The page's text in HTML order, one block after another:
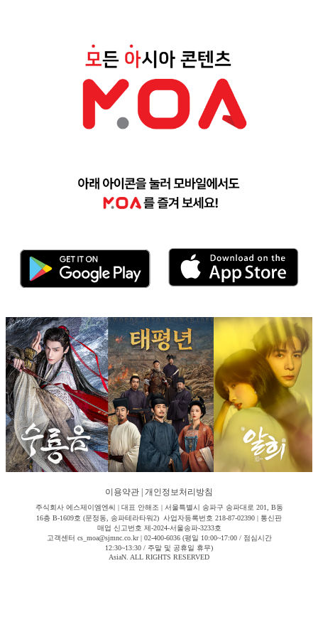
이용약관 개인정보처리방침
주식회사 에스제이엠엔씨 | 대표 안해조 | 서울특별시 송파구 송파대로 201, B동
16층 B-1609호 (문정동, 송파테라타워2) 사업자등록번호 218-87-02390 | 통신판
매업 신고번호 제-2024-서울송파-3233호
고객센터 cs_moa@sjmnc.co.kr | 02-400-6036 (평일 10:00~17:00 / 점심시간
12:30~13:30 / 주말 및 공휴일 휴무)
AsiaN. ALL RIGHTS RESERVED